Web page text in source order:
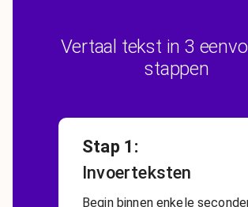
Vertaal tekst in 3
stappen
Stap 1 :
Invoerteksten
Begin binnen enkele